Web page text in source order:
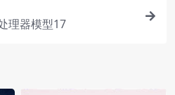
理器模型17